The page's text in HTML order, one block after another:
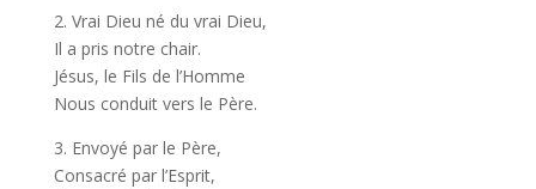
2. Vrai Dieu né du vrai Dieu,
Il a pris notre chair.
Jésus, le Fils de l’Homme
Nous conduit vers le Père.
3. Envoyé par le Père,
Consacré par l’Esprit,